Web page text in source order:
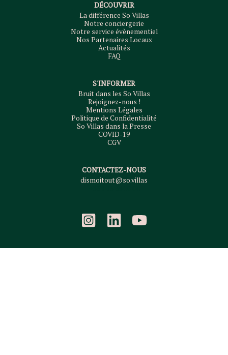
DÉCOUVRIR
La différence So Villas
Notre conciergerie
Notre service évènementiel
Nos Partenaires Locaux
Actualités
FAQ
S'INFORMER
Bruit dans les So Villas
Rejoignez-nous !
Mentions Légales
Politique de Confidentialité
So Villas dans la Presse
COVID-19
CGV
CONTACTEZ-NOUS
dismoitout@so.villas